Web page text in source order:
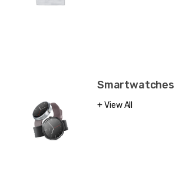
Smartwatches
View All